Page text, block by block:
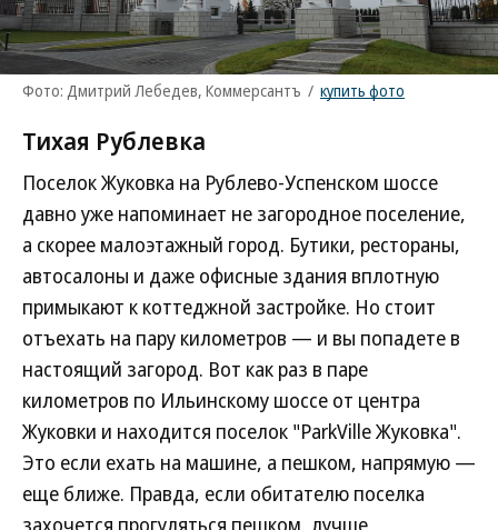
Фото: Дмитрий Лебедев, Коммерсантъ / купить фото
Тихая Рублевка
Поселок Жуковка на Рублево-Успенском шоссе
давно уже напоминает не загородное поселение,
а скорее малоэтажный город. Бутики, рестораны,
автосалоны и даже офисные здания вплотную
примыкают к коттеджной застройке. Но стоит
отъехать на пару километров — и вы попадете в
настоящий загород. Вот как раз в паре
километров по Ильинскому шоссе от центра
Жуковки и находится поселок "ParkVille Жуковка".
Это если ехать на машине, а пешком, напрямую —
еще ближе. Правда, если обитателю поселка
захочется прогуляться пешком, лучше